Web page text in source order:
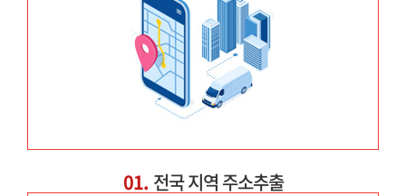
01. 전국 지역 주소추출